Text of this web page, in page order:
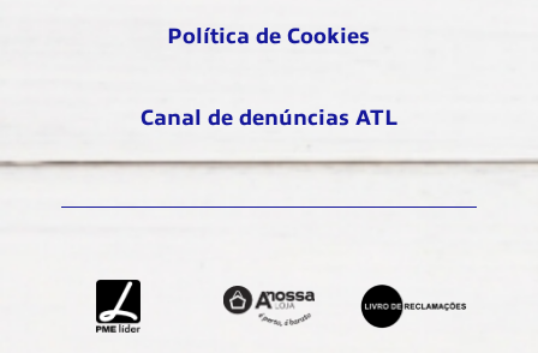
Política de Cookies
Canal de denúncias ATL